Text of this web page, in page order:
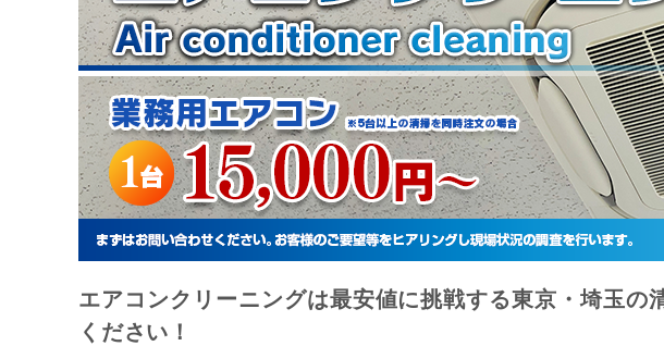
エアコンクリーニングは最安値に挑戦する東京・埼玉の
ください！